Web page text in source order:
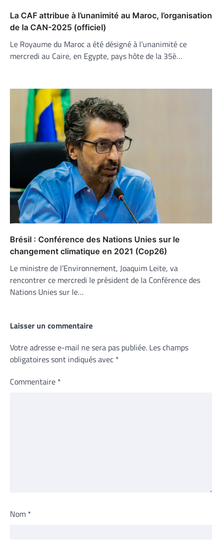
La CAF attribue à l’unanimité au Maroc, l’organisation
de la CAN-2025 (officiel)
Le Royaume du Maroc a été désigné à l’unanimité ce
mercredi au Caire, en Egypte, pays hôte de la 35è…
Brésil : Conférence des Nations Unies sur le
changement climatique en 2021 (Cop26)
Le ministre de l’Environnement, Joaquim Leite, va
rencontrer ce mercredi le président de la Conférence des
Nations Unies sur le…
Laisser un commentaire
Votre adresse e-mail ne sera pas publiée. Les champs
obligatoires sont indiqués avec *
Commentaire *
Nom *